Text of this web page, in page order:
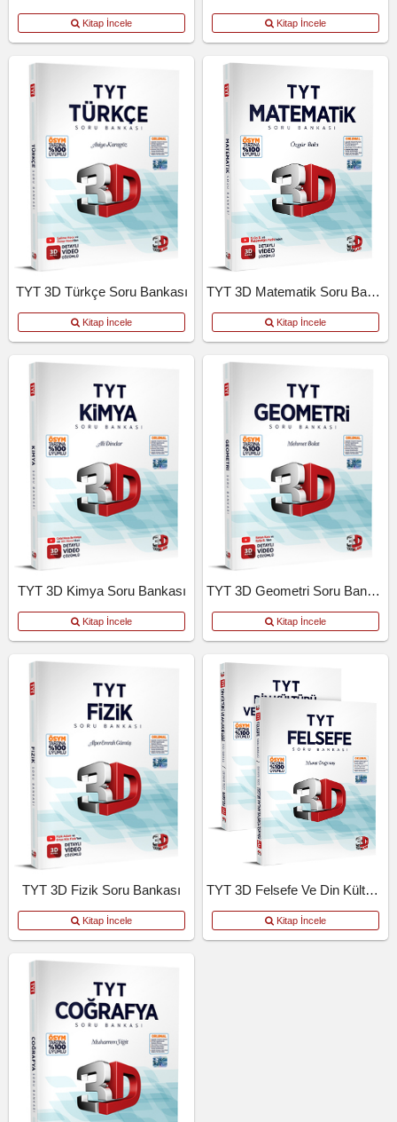
Kitap İncele Kitap İncele
TYT 3D Türkçe Soru Bankası
Kitap İncele
TYT 3D Matematik Soru Bankası
Kitap İncele
TYT 3D Kimya Soru Bankası
Kitap İncele
TYT 3D Geometri Soru Bankası
Kitap İncele
TYT 3D Fizik Soru Bankası
Kitap İncele
TYT 3D Felsefe Ve Din Kültürü Soru Bankası
Kitap İncele